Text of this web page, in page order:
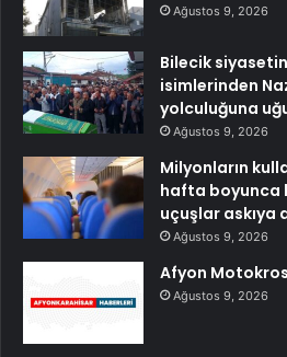
Ağustos 9, 2026
Bilecik
isimlerinden
yolculuğuna
Ağustos 9, 2026
Milyonların
hafta boyunca
uçuşlar askıya
Ağustos 9, 2026
Afyon Motokros
Ağustos 9, 2026